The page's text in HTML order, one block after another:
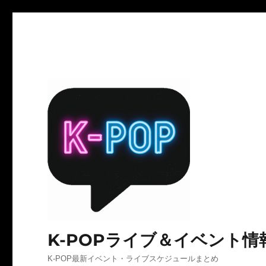
K-POPライブ＆イベント情
K-POP最新イベント・ライブスケジュールまとめ